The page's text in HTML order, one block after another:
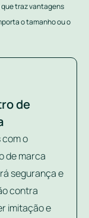
traz vantagens
o tamanho ou o
de
o
de marca
segurança e
contra
imitação e